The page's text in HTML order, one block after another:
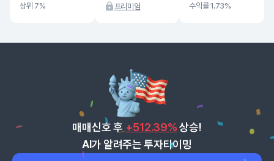
상위 7% 프리미엄 수익률 1.73%
매매신호 후 +512.39% 상승!
AI가 알려주는 투자타이밍